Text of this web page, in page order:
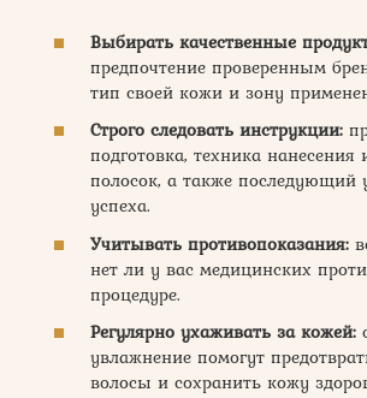
Выбирать качественные
предпочтение проверенным
тип своей кожи и зону
Строго следовать инструкции:
подготовка, техника нанесения
полосок, а также последующий
успеха.
Учитывать противопоказания:
нет ли у вас медицинских
процедуре.
Регулярно ухаживать за кожей:
увлажнение помогут
волосы и сохранить кожу